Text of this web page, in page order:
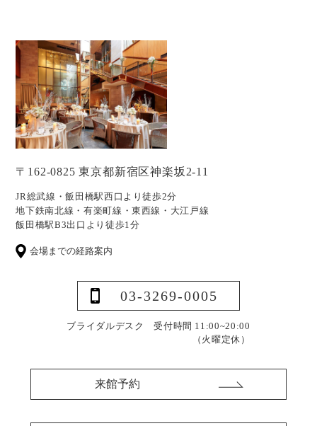
〒162-0825 東京都新宿区神楽坂2-11
JR総武線・飯田橋駅西口より徒歩2分
地下鉄南北線・有楽町線・東西線・大江戸線
飯田橋駅B3出口より徒歩1分
会場までの経路案内
03-3269-0005
ブライダルデスク 受付時間 11:00~20:00
（火曜定休）
来館予約